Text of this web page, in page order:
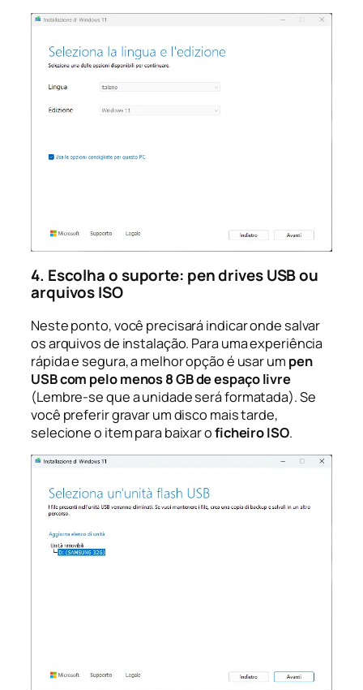
4. Escolha o suporte: pen drives USB ou
arquivos ISO
Neste ponto, você precisará indicar onde salvar
os arquivos de instalação. Para uma experiência
rápida e segura, a melhor opção é usar um pen
USB com pelo menos 8 GB de espaço livre
(Lembre-se que a unidade será formatada). Se
você preferir gravar um disco mais tarde,
selecione o item para baixar oficheiro ISO.